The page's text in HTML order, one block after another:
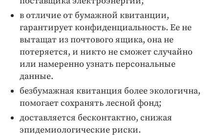
в отличие от бумажной квитанции,
гарантирует конфиденциальность. Ее не
вытащат из почтового ящика, она не
потеряется, и никто не сможет случайно
или намеренно узнать персональные
данные.
безбумажная квитанция более экологична,
помогает сохранять лесной фонд;
доставляется бесконтактно, снижая
эпидемиологические риски.